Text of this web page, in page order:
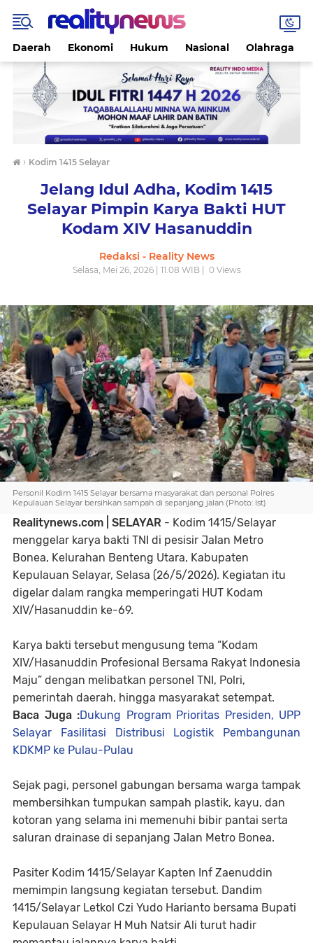
Daerah Ekonomi Hukum Nasional Olahraga
› Kodim 1415 Selayar
Jelang Idul Adha, Kodim 1415
Selayar Pimpin Karya Bakti HUT
Kodam XIV Hasanuddin
Redaksi - Reality News
Selasa, Mei 26, 2026 | 11.08 WIB | 0Views
Personil Kodim 1415 Selayar bersama masyarakat dan personal Polres
Kepulauan Selayar bersihkan sampah di sepanjang jalan (Photo: Ist)
Realitynews.com | SELAYAR - Kodim 1415/Selayar
menggelar karya bakti TNI di pesisir Jalan Metro
Bonea, Kelurahan Benteng Utara, Kabupaten
Kepulauan Selayar, Selasa (26/5/2026). Kegiatan itu
digelar dalam rangka memperingati HUT Kodam
XIV/Hasanuddin ke-69.
Karya bakti tersebut mengusung tema “Kodam
XIV/Hasanuddin Profesional Bersama Rakyat Indonesia
Maju” dengan melibatkan personel TNI, Polri,
pemerintah daerah, hingga masyarakat setempat.
Baca Juga :Dukung Program Prioritas Presiden, UPP
Selayar Fasilitasi Distribusi Logistik Pembangunan
KDKMP ke Pulau-Pulau
Sejak pagi, personel gabungan bersama warga tampak
membersihkan tumpukan sampah plastik, kayu, dan
kotoran yang selama ini memenuhi bibir pantai serta
saluran drainase di sepanjang Jalan Metro Bonea.
Pasiter Kodim 1415/Selayar Kapten Inf Zaenuddin
memimpin langsung kegiatan tersebut. Dandim
1415/Selayar Letkol Czi Yudo Harianto bersama Bupati
Kepulauan Selayar H Muh Natsir Ali turut hadir